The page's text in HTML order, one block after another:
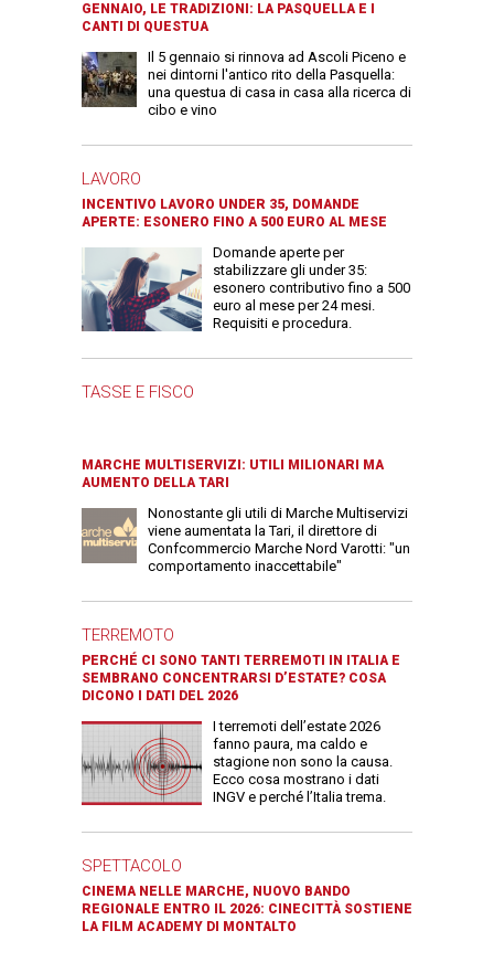
GENNAIO, LE TRADIZIONI: LA PASQUELLA E I
CANTI DI QUESTUA
Il 5 gennaio si rinnova ad Ascoli Piceno e
nei dintorni l'antico rito della Pasquella:
una questua di casa in casa alla ricerca di
cibo e vino
LAVORO
INCENTIVO LAVORO UNDER 35, DOMANDE
APERTE: ESONERO FINO A 500 EURO AL MESE
Domande aperte per
stabilizzare gli under 35:
esonero contributivo fino a 500
euro al mese per 24 mesi.
Requisiti e procedura.
TASSE E FISCO
MARCHE MULTISERVIZI: UTILI MILIONARI MA
AUMENTO DELLA TARI
Nonostante gli utili di Marche Multiservizi
viene aumentata la Tari, il direttore di
Confcommercio Marche Nord Varotti: "un
comportamento inaccettabile"
TERREMOTO
PERCHÉ CI SONO TANTI TERREMOTI IN ITALIA E
SEMBRANO CONCENTRARSI D’ESTATE? COSA
DICONO I DATI DEL 2026
I terremoti dell’estate 2026
fanno paura, ma caldo e
stagione non sono la causa.
Ecco cosa mostrano i dati
INGV e perché l’Italia trema.
SPETTACOLO
CINEMA NELLE MARCHE, NUOVO BANDO
REGIONALE ENTRO IL 2026: CINECITTÀ SOSTIENE
LA FILM ACADEMY DI MONTALTO